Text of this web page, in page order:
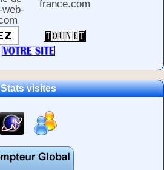
Stats visites